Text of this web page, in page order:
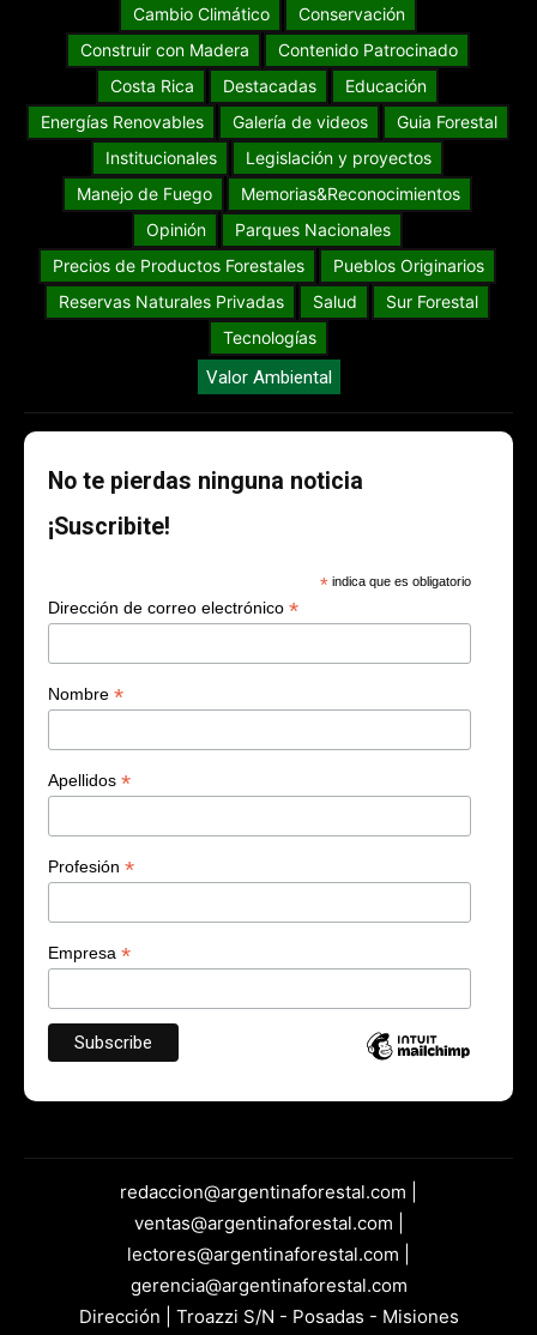
Cambio Climático
Conservación
Construir con Madera
Contenido Patrocinado
Costa Rica
Destacadas
Educación
Energías Renovables
Galería de videos
Guia Forestal
Institucionales
Legislación y proyectos
Manejo de Fuego
Memorias&Reconocimientos
Opinión
Parques Nacionales
Precios de Productos Forestales
Pueblos Originarios
Reservas Naturales Privadas
Salud
Sur Forestal
Tecnologías
Valor Ambiental
No te pierdas ninguna noticia
¡Suscribite!
* indica que es obligatorio
Dirección de correo electrónico *
Nombre *
Apellidos *
Profesión *
Empresa *
redaccion@argentinaforestal.com |
ventas@argentinaforestal.com |
lectores@argentinaforestal.com |
gerencia@argentinaforestal.com
Dirección | Troazzi S/N - Posadas - Misiones